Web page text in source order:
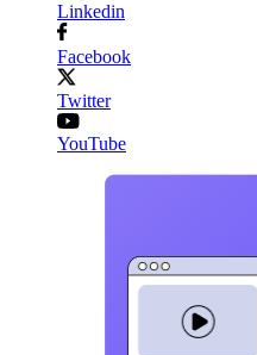
Linkedin
Facebook
Twitter
YouTube